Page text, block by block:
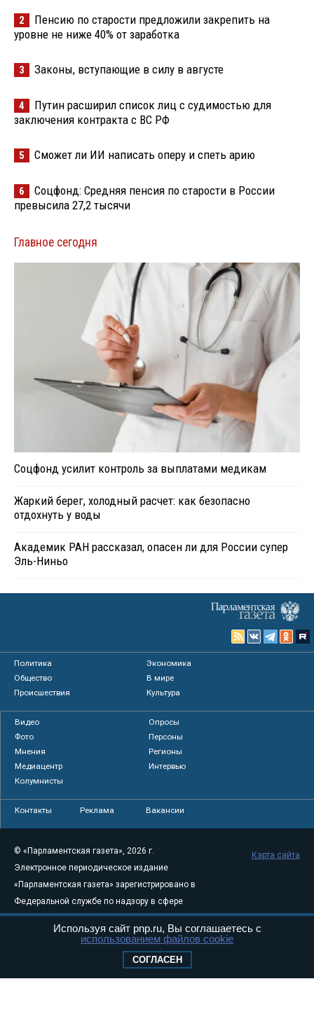
2
Пенсию по старости предложили закрепить на
уровне не ниже 40% от заработка
3 Законы, вступающие в силу в августе
4
Путин расширил список лиц с судимостью для
заключения контракта с ВС РФ
5 Сможет ли ИИ написать оперу и спеть арию
6
Соцфонд: Средняя пенсия по старости в России
превысила 27,2 тысячи
Главное сегодня
Соцфонд усилит контроль за выплатами медикам
Жаркий берег, холодный расчет: как безопасно
отдохнуть у воды
Академик РАН рассказал, опасен ли для России супер
Эль-Ниньо
Политика
Экономика
Общество
В мире
Происшествия
Культура
Видео
Опросы
Фото
Персоны
Мнения
Регионы
Медиацентр
Интервью
Колумнисты
Контакты Реклама Вакансии
© «Парламентская газета», 2026 г.
Электронное периодическое издание
«Парламентская газета» зарегистрировано в
Федеральной службе по надзору в сфере
связи, информационных технологий и
массовых коммуникаций (Роскомнадзор) 05
Свидетельство о регистрации Эл № ФС77-
Карта сайта
Используя сайт pnp.ru, Вы соглашаетесь с
использованием файлов cookie
СОГЛАСЕН